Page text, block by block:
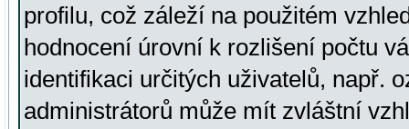
profilu, což záleží na použitém
hodnocení úrovní k rozlišení počtu
identifikaci určitých uživatelů, např.
administrátorů může mít zvláštní